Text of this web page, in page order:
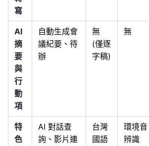
寫
AI
摘
要
與
行
動
項
自動生成會
議紀要、待
辦
無
(僅逐
字稿)
無
特
色
AI 對話查
詢、影片連
台灣
國語
環境音
辨識